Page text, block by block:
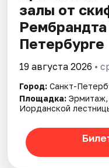
Площадки
Артисты
Рейтинги
залы от
Петербурге
19 августа 2026 •
Город: Санкт-
Площадка: Эрмитаж,
Иорданской